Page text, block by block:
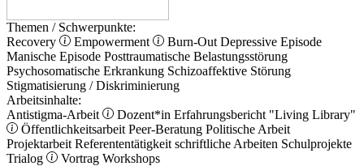
Themen / Schwerpunkte:
Recovery
Empowerment Burn-Out Depressive Episode
Manische Episode Posttraumatische Belastungsstörung
Psychosomatische Erkrankung Schizoaffektive Störung
Stigmatisierung / Diskriminierung
Arbeitsinhalte:
Antistigma-Arbeit
Dozent*in Erfahrungsbericht "Living Library"
Öffentlichkeitsarbeit Peer-Beratung Politische Arbeit
Projektarbeit Referententätigkeit schriftliche Arbeiten Schulprojekte
Trialog
Vortrag Workshops